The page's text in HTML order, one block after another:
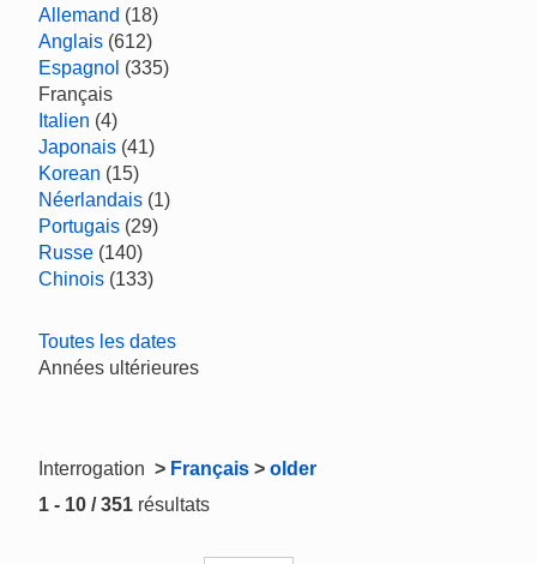
Allemand (18)
Anglais (612)
Espagnol (335)
Français
Italien (4)
Japonais (41)
Korean (15)
Néerlandais (1)
Portugais (29)
Russe (140)
Chinois (133)
Toutes les dates
Années ultérieures
Interrogation > Français > older
1 - 10 / 351 résultats